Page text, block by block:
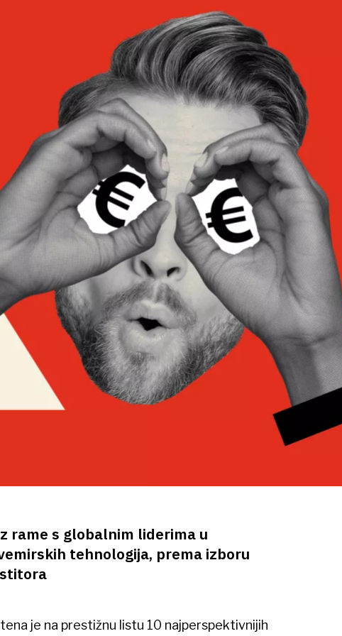
rame s globalnim liderima u
tehnologija, prema izboru
je na prestižnu listu 10 najperspektivnijih